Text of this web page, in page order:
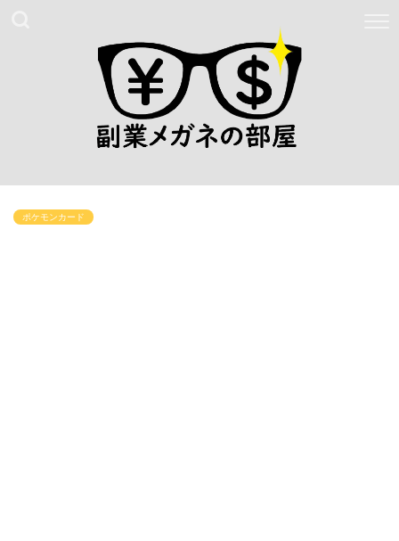
ポケモンカード